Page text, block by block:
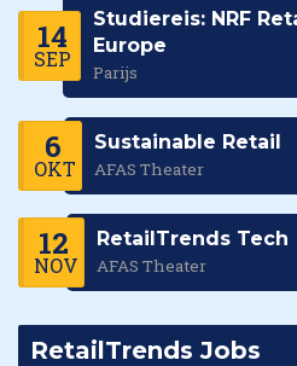
14
SEP
Studiereis: NRF
Europe
Parijs
6
OKT
Sustainable Retail
AFAS Theater
12
NOV
RetailTrends Tech
AFAS Theater
RetailTrends Jobs